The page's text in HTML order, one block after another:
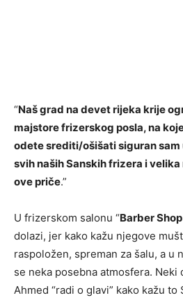
“Naš grad na devet rijeka krije
majstore frizerskog posla, na
odete srediti/ošišati siguran
svih naših Sanskih frizera i
ove priče.”
U frizerskom salonu “Barber
dolazi, jer kako kažu njegove
raspoložen, spreman za šalu, a u
se neka posebna atmosfera. Neki
Ahmed “radi o glavi” kako kažu to